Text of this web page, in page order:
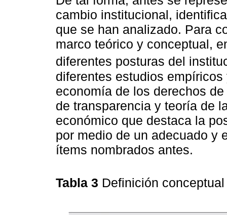
cambio institucional,
que se han analizado. Para
marco teórico y conceptual,
diferentes posturas del
diferentes estudios
economía de los derechos
de transparencia y teoría de
económico que destaca la
por medio de un adecuado y
ítems nombrados antes.
Tabla 3 Definición